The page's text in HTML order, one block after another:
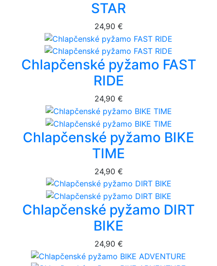
STAR
24,90 €
Chlapčenské pyžamo FAST
RIDE
24,90 €
Chlapčenské pyžamo BIKE
TIME
24,90 €
Chlapčenské pyžamo DIRT
BIKE
24,90 €